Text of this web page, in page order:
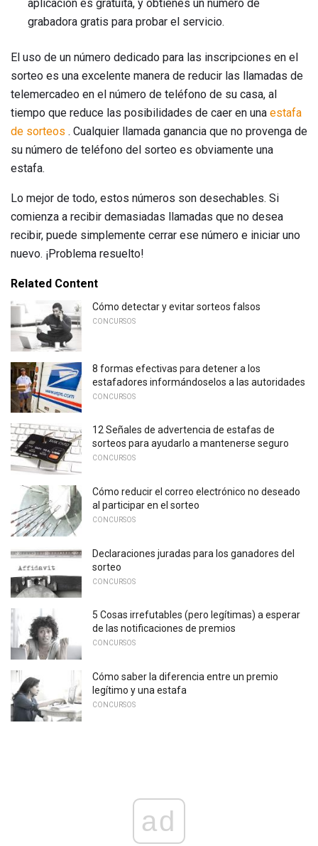
aplicación es gratuita, y obtienes un número de
grabadora gratis para probar el servicio.
El uso de un número dedicado para las inscripciones en el
sorteo es una excelente manera de reducir las llamadas de
telemercadeo en el número de teléfono de su casa, al
tiempo que reduce las posibilidades de caer en una estafa
de sorteos . Cualquier llamada ganancia que no provenga de
su número de teléfono del sorteo es obviamente una
estafa.
Lo mejor de todo, estos números son desechables. Si
comienza a recibir demasiadas llamadas que no desea
recibir, puede simplemente cerrar ese número e iniciar uno
nuevo. ¡Problema resuelto!
Related Content
Cómo detectar y evitar sorteos falsos
CONCURSOS
8 formas efectivas para detener a los
estafadores informándoselos a las autoridades
CONCURSOS
12 Señales de advertencia de estafas de
sorteos para ayudarlo a mantenerse seguro
CONCURSOS
Cómo reducir el correo electrónico no deseado
al participar en el sorteo
CONCURSOS
Declaraciones juradas para los ganadores del
sorteo
CONCURSOS
5 Cosas irrefutables (pero legítimas) a esperar
de las notificaciones de premios
CONCURSOS
Cómo saber la diferencia entre un premio
legítimo y una estafa
CONCURSOS
ad